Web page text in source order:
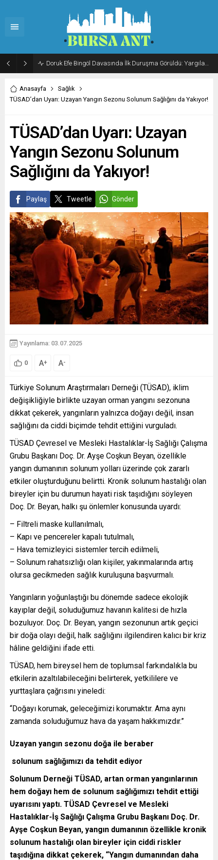
Doruk Efe Bingöl Davasında İlk Duruşma Görüldü: Yargılama 20 Ekim 2026’ya Ertelendi
Anasayfa
Sağlık
TÜSAD’dan Uyarı: Uzayan Yangın Sezonu Solunum Sağlığını da Yakıyor!
TÜSAD’dan Uyarı: Uzayan
Yangın Sezonu Solunum
Sağlığını da Yakıyor!
Paylaş Tweetle Gönder
Yayınlama: 03.07.2025
0 A+ A-
Türkiye Solunum Araştırmaları Derneği (TÜSAD), iklim
değişikliğiyle birlikte uzayan orman yangını sezonuna
dikkat çekerek, yangınların yalnızca doğayı değil, insan
sağlığını da ciddi biçimde tehdit ettiğini vurguladı.
TÜSAD Çevresel ve Mesleki Hastalıklar-İş Sağlığı Çalışma
Grubu Başkanı Doç. Dr. Ayşe Coşkun Beyan, özellikle
yangın dumanının solunum yolları üzerinde çok zararlı
etkiler oluşturduğunu belirtti. Kronik solunum hastalığı olan
bireyler için bu durumun hayati risk taşıdığını söyleyen
Doç. Dr. Beyan, halkı şu önlemler konusunda uyardı:
– Filtreli maske kullanılmalı,
– Kapı ve pencereler kapalı tutulmalı,
– Hava temizleyici sistemler tercih edilmeli,
– Solunum rahatsızlığı olan kişiler, yakınmalarında artış
olursa gecikmeden sağlık kuruluşuna başvurmalı.
Yangınların yoğunlaştığı bu dönemde sadece ekolojik
kayıplar değil, soluduğumuz havanın kalitesi de hızla
bozuluyor. Doç. Dr. Beyan, yangın sezonunun artık geçici
bir doğa olayı değil, halk sağlığını ilgilendiren kalıcı bir kriz
hâline geldiğini ifade etti.
TÜSAD, hem bireysel hem de toplumsal farkındalıkla bu
etkilerin azaltılabileceğini belirterek, yetkililere ve
yurttaşlara çağrısını yineledi:
“Doğayı korumak, geleceğimizi korumaktır. Ama aynı
zamanda soluduğumuz hava da yaşam hakkımızdır.”
Uzayan yangın sezonu doğa ile beraber
solunum sağlığımızı da tehdit ediyor
Solunum Derneği TÜSAD, artan orman yangınlarının
hem doğayı hem de solunum sağlığımızı tehdit ettiği
uyarısını yaptı. TÜSAD Çevresel ve Mesleki
Hastalıklar-İş Sağlığı Çalışma Grubu Başkanı Doç. Dr.
Ayşe Coşkun Beyan, yangın dumanının özellikle kronik
solunum hastalığı olan bireyler için ciddi riskler
taşıdığına dikkat çekerek, “Yangın dumanından daha